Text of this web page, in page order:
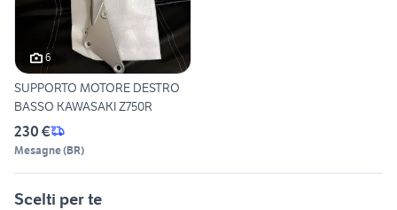
6
SUPPORTO MOTORE DESTRO
BASSO KAWASAKI Z750R
230 €
Mesagne(BR)
Scelti per te